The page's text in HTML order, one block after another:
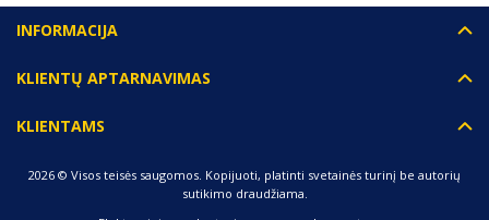
INFORMACIJA
KLIENTŲ APTARNAVIMAS
KLIENTAMS
2026 © Visos teisės saugomos. Kopijuoti, platinti svetainės turinį be autorių
sutikimo draudžiama.